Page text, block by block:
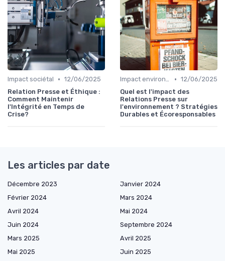
Impact sociétal • 12/06/2025
Relation Presse et Éthique :
Comment Maintenir
l'Intégrité en Temps de
Crise?
Impact environnemental • 12/06/2025
Quel est l'impact des
Relations Presse sur
l'environnement ? Stratégies
Durables et Écoresponsables
Les articles par date
Décembre 2023
Janvier 2024
Février 2024
Mars 2024
Avril 2024
Mai 2024
Juin 2024
Septembre 2024
Mars 2025
Avril 2025
Mai 2025
Juin 2025